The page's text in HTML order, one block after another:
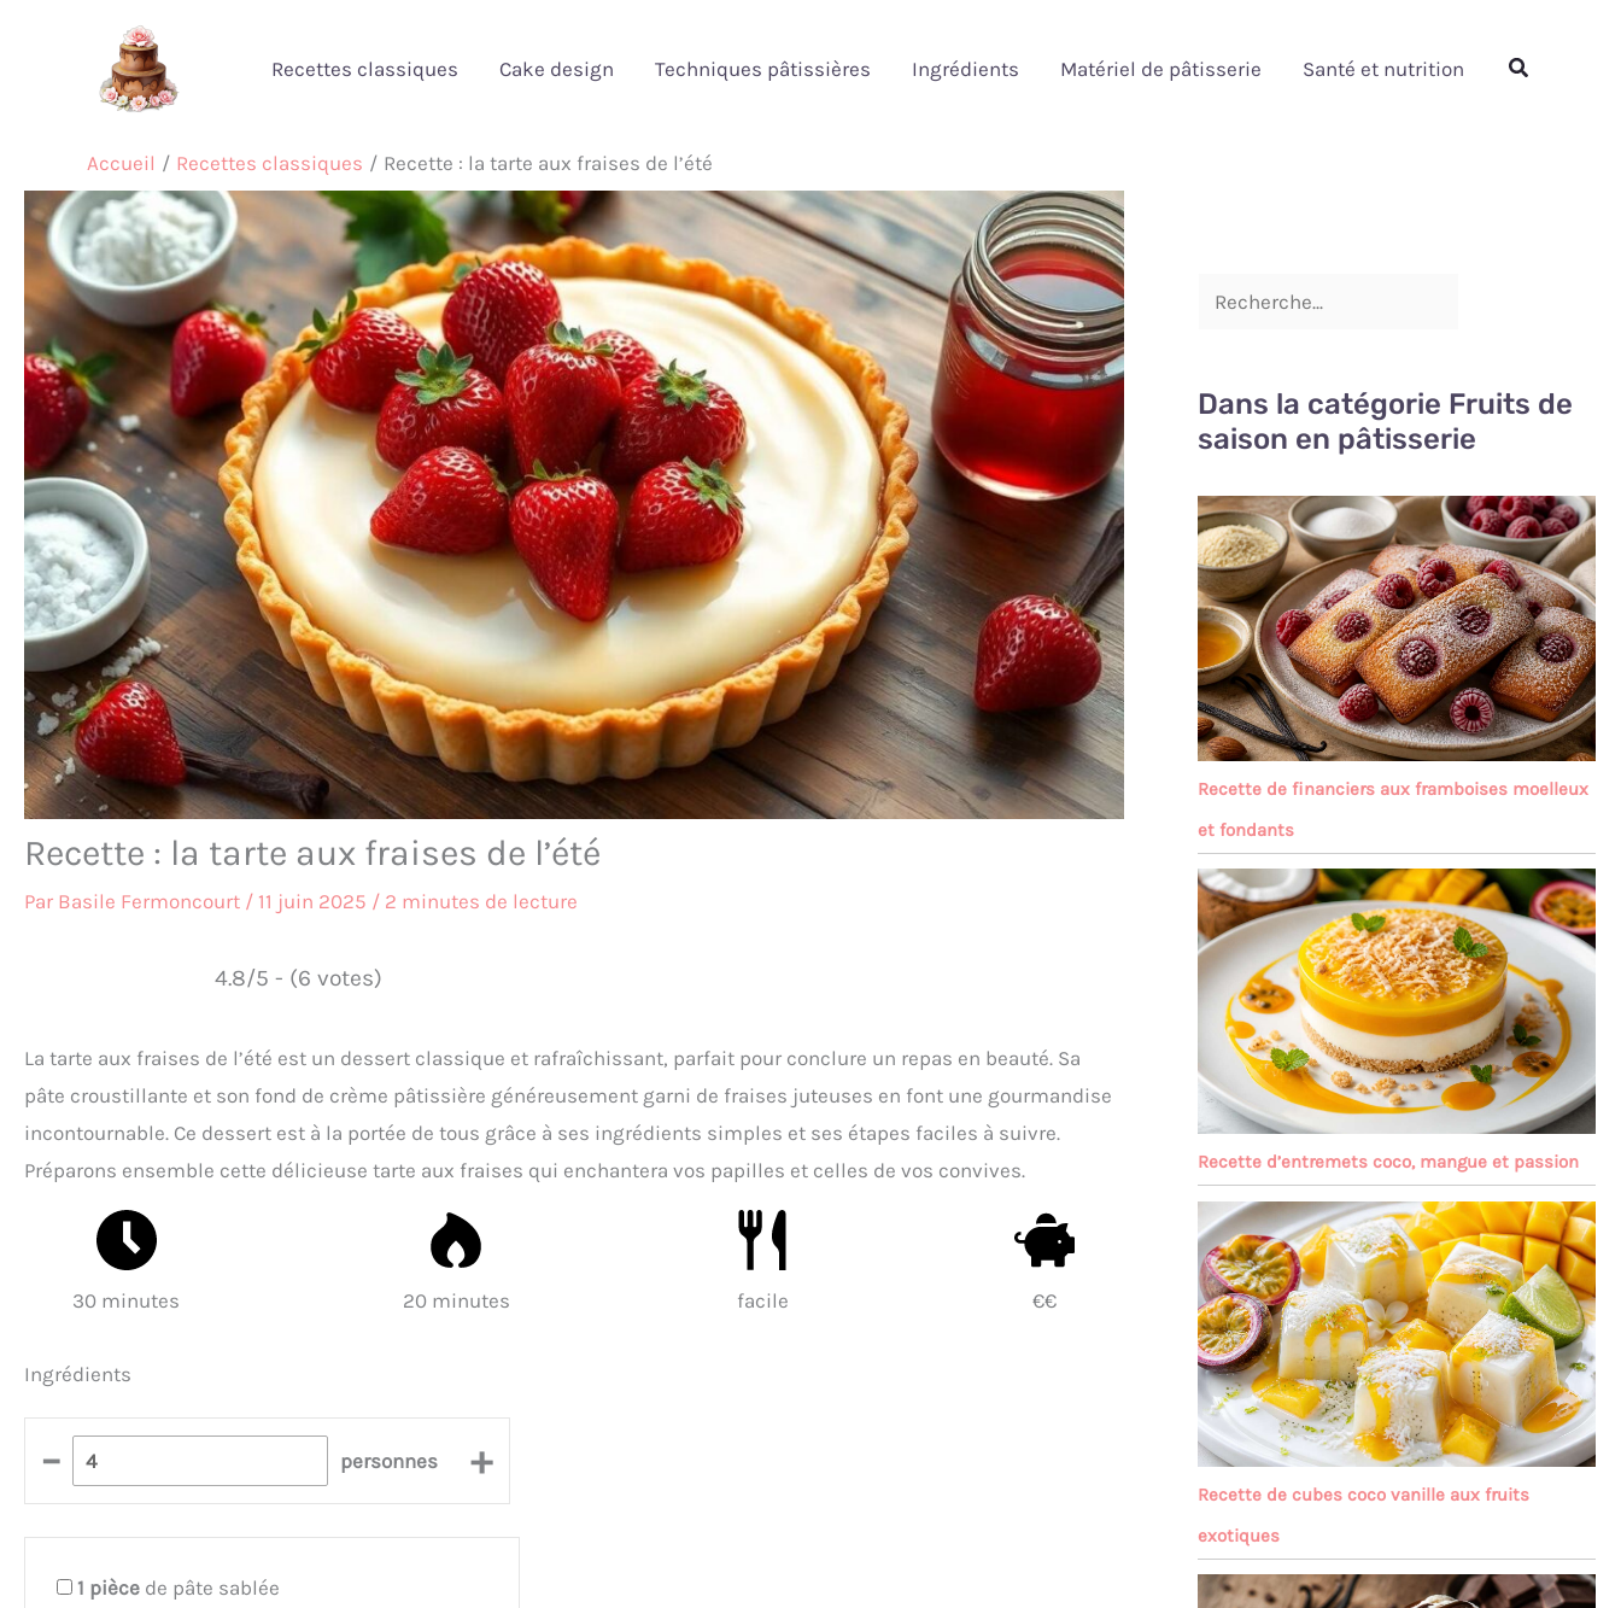
Recettes classiques Cake design Techniques pâtissières Ingrédients Matériel de pâtisserie Santé et nutrition Rechercher
Accueil Recettes classiques Recette : la tarte aux fraises de l’été
Recette : la tarte aux fraises de l’été
Par Basile Fermoncourt / 11 juin 2025 / 2 minutes de lecture
4.8/5 - (6 votes)
La tarte aux fraises de l’été est un dessert classique et rafraîchissant, parfait pour conclure un repas en beauté. Sa
pâte croustillante et son fond de crème pâtissière généreusement garni de fraises juteuses en font une gourmandise
incontournable. Ce dessert est à la portée de tous grâce à ses ingrédients simples et ses étapes faciles à suivre.
Préparons ensemble cette délicieuse tarte aux fraises qui enchantera vos papilles et celles de vos convives.
30 minutes 20 minutes facile €€
Ingrédients
– personnes +
1 pièce de pâte sablée
Dans la catégorie Fruits de
saison en pâtisserie
Recette de financiers aux framboises moelleux
et fondants
Recette d’entremets coco, mangue et passion
Recette de cubes coco vanille aux fruits
exotiques